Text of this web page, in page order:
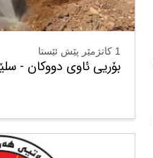
1 کاتژمێر پێش ئێستا
بۆریی ئاوی دووکان -